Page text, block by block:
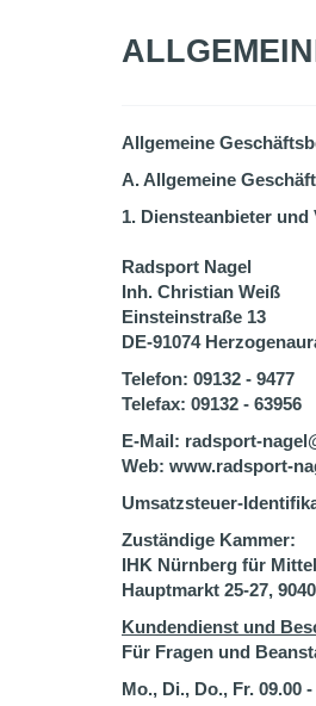
Allgemeine
A. Allgemeine
1. Diensteanbieter
Radsport Nagel
Inh. Christian Weiß
Einsteinstraße 13
DE-91074
Telefon: 09132 - 9477
Telefax: 09132 - 63956
E-Mail: radsport-
Web: www.radsport-
Umsatzsteuer-
Zuständige Kammer:
IHK Nürnberg für
Hauptmarkt 25-27,
Kundendienst und
Für Fragen und
Mo., Di., Do., Fr. 09.00